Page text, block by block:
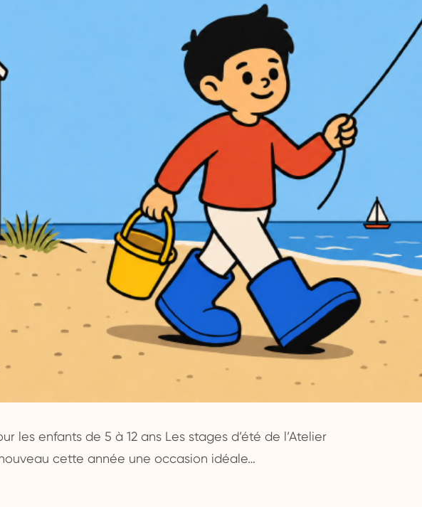
les enfants de 5 à 12 ans Les stages d’été de l’Atelier
cette année une occasion idéale…